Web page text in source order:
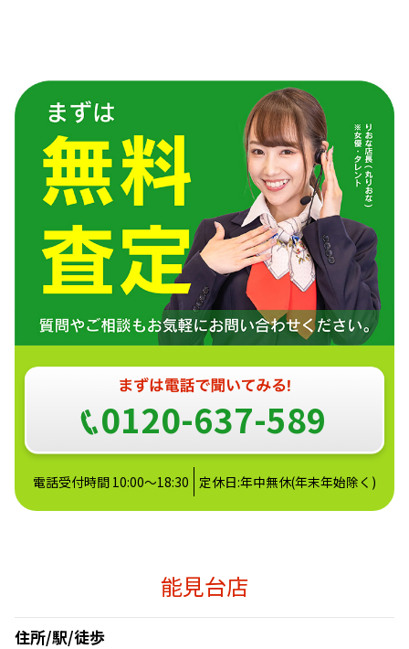
0120-637-589
電話受付時間 10:00～18:30 定休日:年中無休(年末年始除く)
能見台店
住所/駅/徒歩